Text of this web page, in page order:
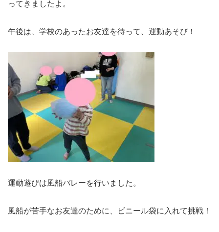
ってきましたよ。
午後は、学校のあったお友達を待って、運動あそび！
運動遊びは風船バレーを行いました。
風船が苦手なお友達のために、ビニール袋に入れて挑戦！